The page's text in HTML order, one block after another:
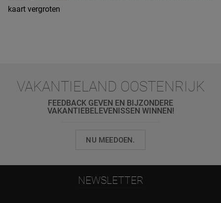
kaart vergroten
VAKANTIELAND OOSTENRIJK
FEEDBACK GEVEN EN BIJZONDERE
VAKANTIEBELEVENISSEN WINNEN!
NU MEEDOEN.
NEWSLETTER